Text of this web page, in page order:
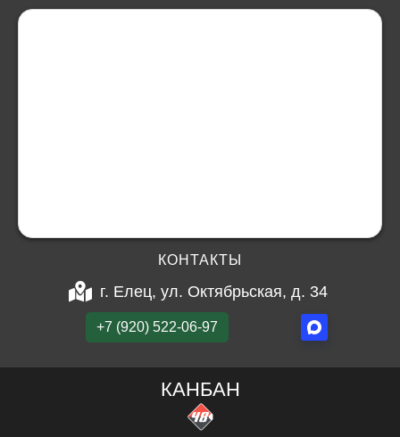
КОНТАКТЫ
г. Елец, ул. Октябрьская, д. 34
+7 (920) 522-06-97
КАНБАН